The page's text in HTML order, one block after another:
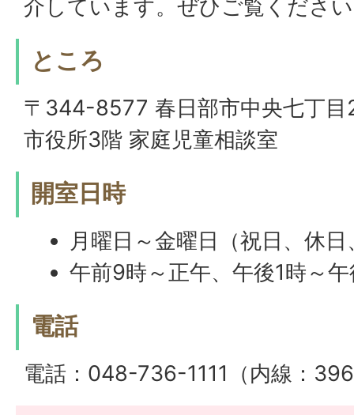
介しています。ぜひご覧くださ
ところ
〒344-8577 春日部市中央七丁目
市役所3階 家庭児童相談室
開室日時
月曜日～金曜日（祝日、休
午前9時～正午、午後1時～
電話
電話：048-736-1111（内線：